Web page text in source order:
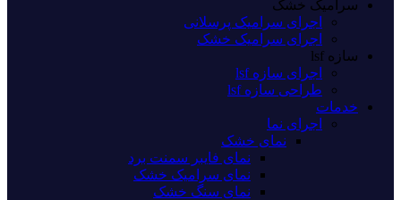
سرامیک خشک
اجرای سرامیک پرسلانی
اجرای سرامیک خشک
سازه lsf
اجرای سازه lsf
طراحی سازه lsf
خدمات
اجرای نما
نمای خشک
نمای فایبر سمنت برد
نمای سرامیک خشک
نمای سنگ خشک